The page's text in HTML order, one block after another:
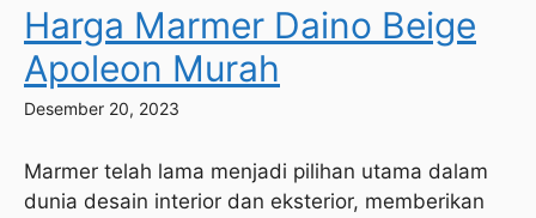
Harga Marmer Daino Beige
Apoleon Murah
Desember 20, 2023
Marmer telah lama menjadi pilihan utama dalam
dunia desain interior dan eksterior, memberikan